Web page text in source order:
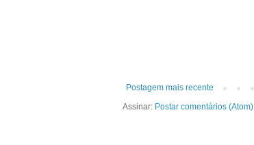
Postagem mais recente
Assinar: Postar comentários (Atom)